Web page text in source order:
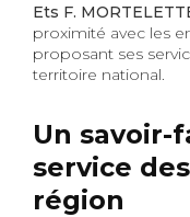
Ets F.
proximité avec les
proposant ses
territoire national.
Un savoir-
service
région